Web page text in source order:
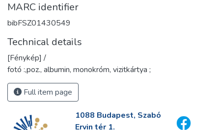
MARC identifier
bibFSZ01430549
Technical details
[Fénykép] /
fotó :,poz., albumin, monokróm, vizitkártya ;
Full item page
1088 Budapest, Szabó
Ervin tér 1.